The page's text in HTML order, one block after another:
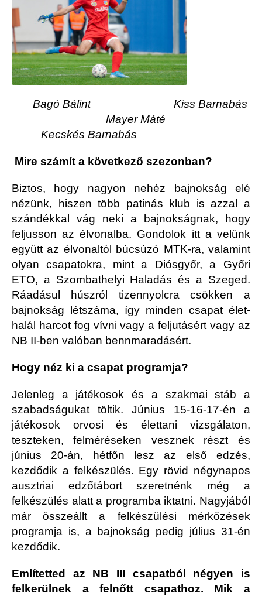
Bagó Bálint
Kiss Barnabás
Mayer Máté
Kecskés Barnabás
Mire számít a következő szezonban?
Biztos, hogy nagyon nehéz bajnokság elé
nézünk, hiszen több patinás klub is azzal a
szándékkal vág neki a bajnokságnak, hogy
feljusson az élvonalba. Gondolok itt a velünk
együtt az élvonaltól búcsúzó MTK-ra, valamint
olyan csapatokra, mint a Diósgyőr, a Győri
ETO, a Szombathelyi Haladás és a Szeged.
Ráadásul húszról tizennyolcra csökken a
bajnokság létszáma, így minden csapat élet-
halál harcot fog vívni vagy a feljutásért vagy az
NB II-ben valóban bennmaradásért.
Hogy néz ki a csapat programja?
Jelenleg a játékosok és a szakmai stáb a
szabadságukat töltik. Június 15-16-17-én a
játékosok orvosi és élettani vizsgálaton,
teszteken, felméréseken vesznek részt és
június 20-án, hétfőn lesz az első edzés,
kezdődik a felkészülés. Egy rövid négynapos
ausztriai edzőtábort szeretnénk még a
felkészülés alatt a programba iktatni. Nagyjából
már összeállt a felkészülési mérkőzések
programja is, a bajnokság pedig július 31-én
kezdődik.
Említetted az NB III csapatból négyen is
felkerülnek a felnőtt csapathoz. Mik a